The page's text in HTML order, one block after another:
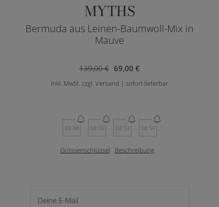
MYTHS
Bermuda aus Leinen-Baumwoll-Mix in
Mauve
69,00 €
139,00 €
inkl. MwSt. zzgl. Versand | sofort lieferbar
DE 48 DE 50 DE 52 DE 54
Grössenschlüssel Beschreibung